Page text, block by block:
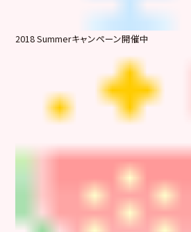
2018 Summerキャンペーン開催中